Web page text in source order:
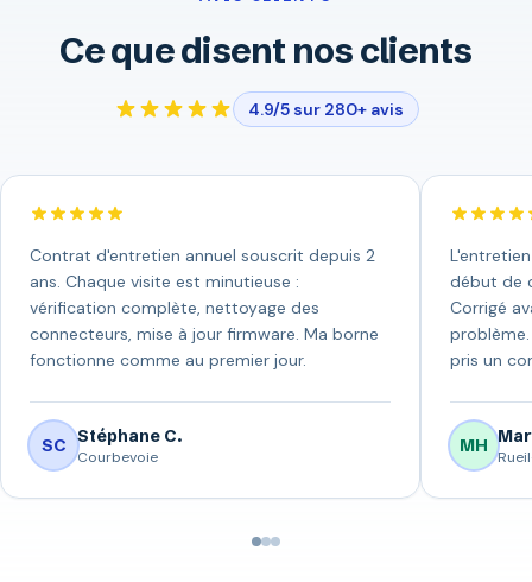
Ce que disent nos clients
4.9/5 sur 280+ avis
Contrat d'entretien annuel souscrit depuis 2
ans. Chaque visite est minutieuse :
vérification complète, nettoyage des
connecteurs, mise à jour firmware. Ma borne
fonctionne comme au premier jour.
SC Stéphane C.
Courbevoie
début de
Corrigé
pris un
MH